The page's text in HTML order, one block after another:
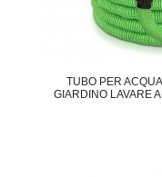
TUBO PER
GIARDINO LAVARE